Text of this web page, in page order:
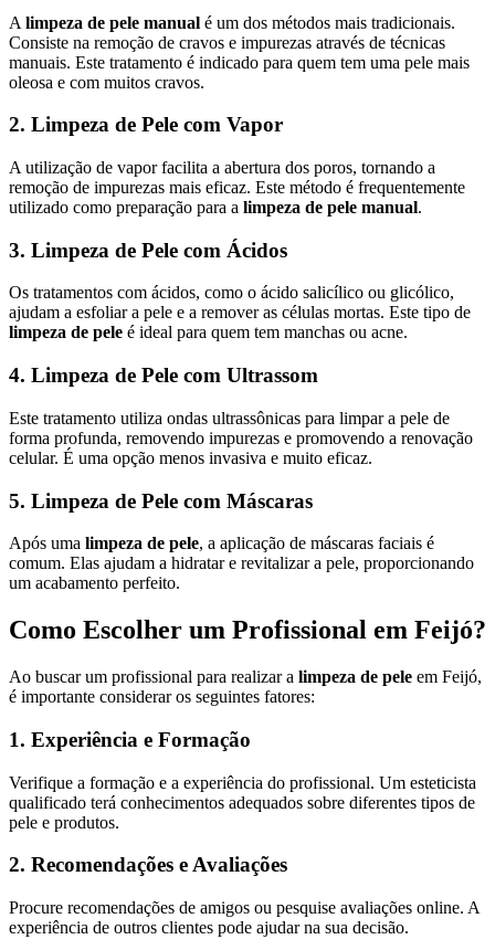
A limpeza de pele manual é um dos métodos mais tradicionais.
Consiste na remoção de cravos e impurezas através de técnicas
manuais. Este tratamento é indicado para quem tem uma pele mais
oleosa e com muitos cravos.
2. Limpeza de Pele com Vapor
A utilização de vapor facilita a abertura dos poros, tornando a
remoção de impurezas mais eficaz. Este método é frequentemente
utilizado como preparação para a limpeza de pele manual.
3. Limpeza de Pele com Ácidos
Os tratamentos com ácidos, como o ácido salicílico ou glicólico,
ajudam a esfoliar a pele e a remover as células mortas. Este tipo de
limpeza de pele é ideal para quem tem manchas ou acne.
4. Limpeza de Pele com Ultrassom
Este tratamento utiliza ondas ultrassônicas para limpar a pele de
forma profunda, removendo impurezas e promovendo a renovação
celular. É uma opção menos invasiva e muito eficaz.
5. Limpeza de Pele com Máscaras
Após uma limpeza de pele, a aplicação de máscaras faciais é
comum. Elas ajudam a hidratar e revitalizar a pele, proporcionando
um acabamento perfeito.
Como Escolher um Profissional em Feijó?
Ao buscar um profissional para realizar a limpeza de pele em Feijó,
é importante considerar os seguintes fatores:
1. Experiência e Formação
Verifique a formação e a experiência do profissional. Um esteticista
qualificado terá conhecimentos adequados sobre diferentes tipos de
pele e produtos.
2. Recomendações e Avaliações
Procure recomendações de amigos ou pesquise avaliações online. A
experiência de outros clientes pode ajudar na sua decisão.